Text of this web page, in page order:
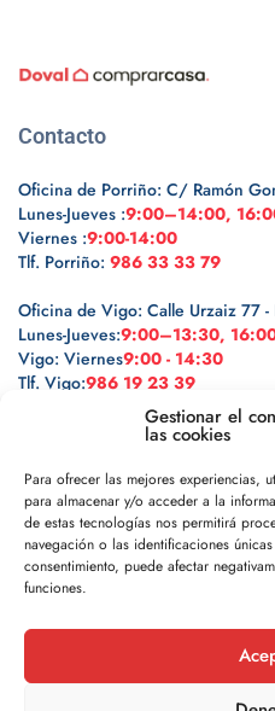
Gestionar el
las cookies
Para ofrecer las mejores experiencias,
para almacenar y/o acceder a la
de estas tecnologías nos permitirá
navegación o las identificaciones
consentimiento, puede afectar
funciones.
Contacto
Oficina de Porriño: C/ Ramón
Lunes-Jueves :9:00–14:00,
Viernes :9:00-14:00
Tlf. Porriño: 986 33 33 79
Oficina de Vigo: Calle Urzaiz 77
Lunes-Jueves:9:00–13:30,
Vigo: Viernes9:00 - 14:30
Tlf. Vigo:986 19 23 39
Legal
Política de privacidad